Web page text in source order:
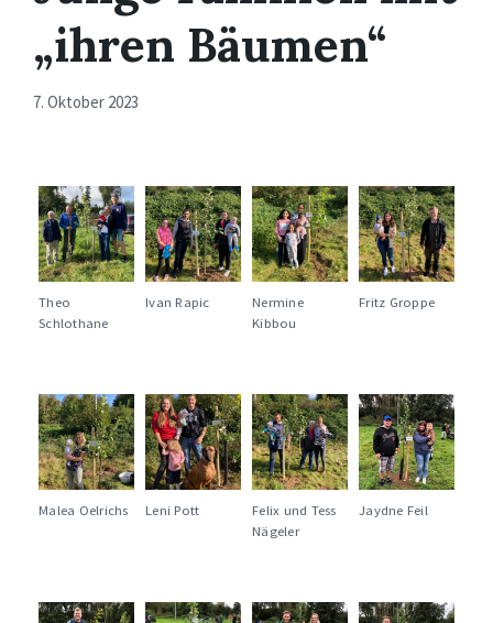
„ihren Bäumen“
7. Oktober 2023
Theo
Schlothane
Ivan Rapic
Nermine
Kibbou
Fritz Groppe
Malea Oelrichs Leni Pott
Felix und Tess
Nägeler
Jaydne Feil